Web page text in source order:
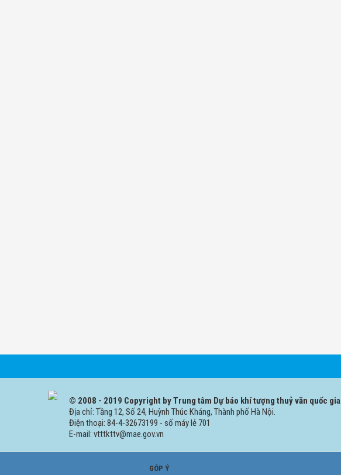
© 2008 - 2019 Copyright by Trung tâm Dự báo khí tượng thuỷ văn quốc gia
Địa chỉ: Tầng 12, Số 24, Huỳnh Thúc Kháng, Thành phố Hà Nội.
Điện thoại: 84-4-32673199 - số máy lẻ 701
E-mail: vtttkttv@mae.gov.vn
GÓP Ý